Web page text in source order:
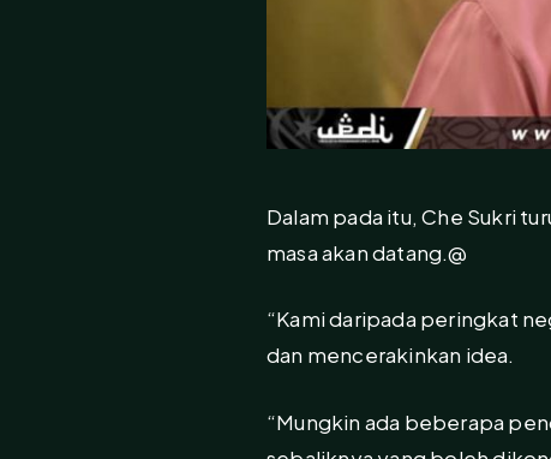
Dalam pada itu, Che Sukri
masa akan datang.@
“Kami daripada peringkat
dan mencerakinkan idea.
“Mungkin ada beberapa